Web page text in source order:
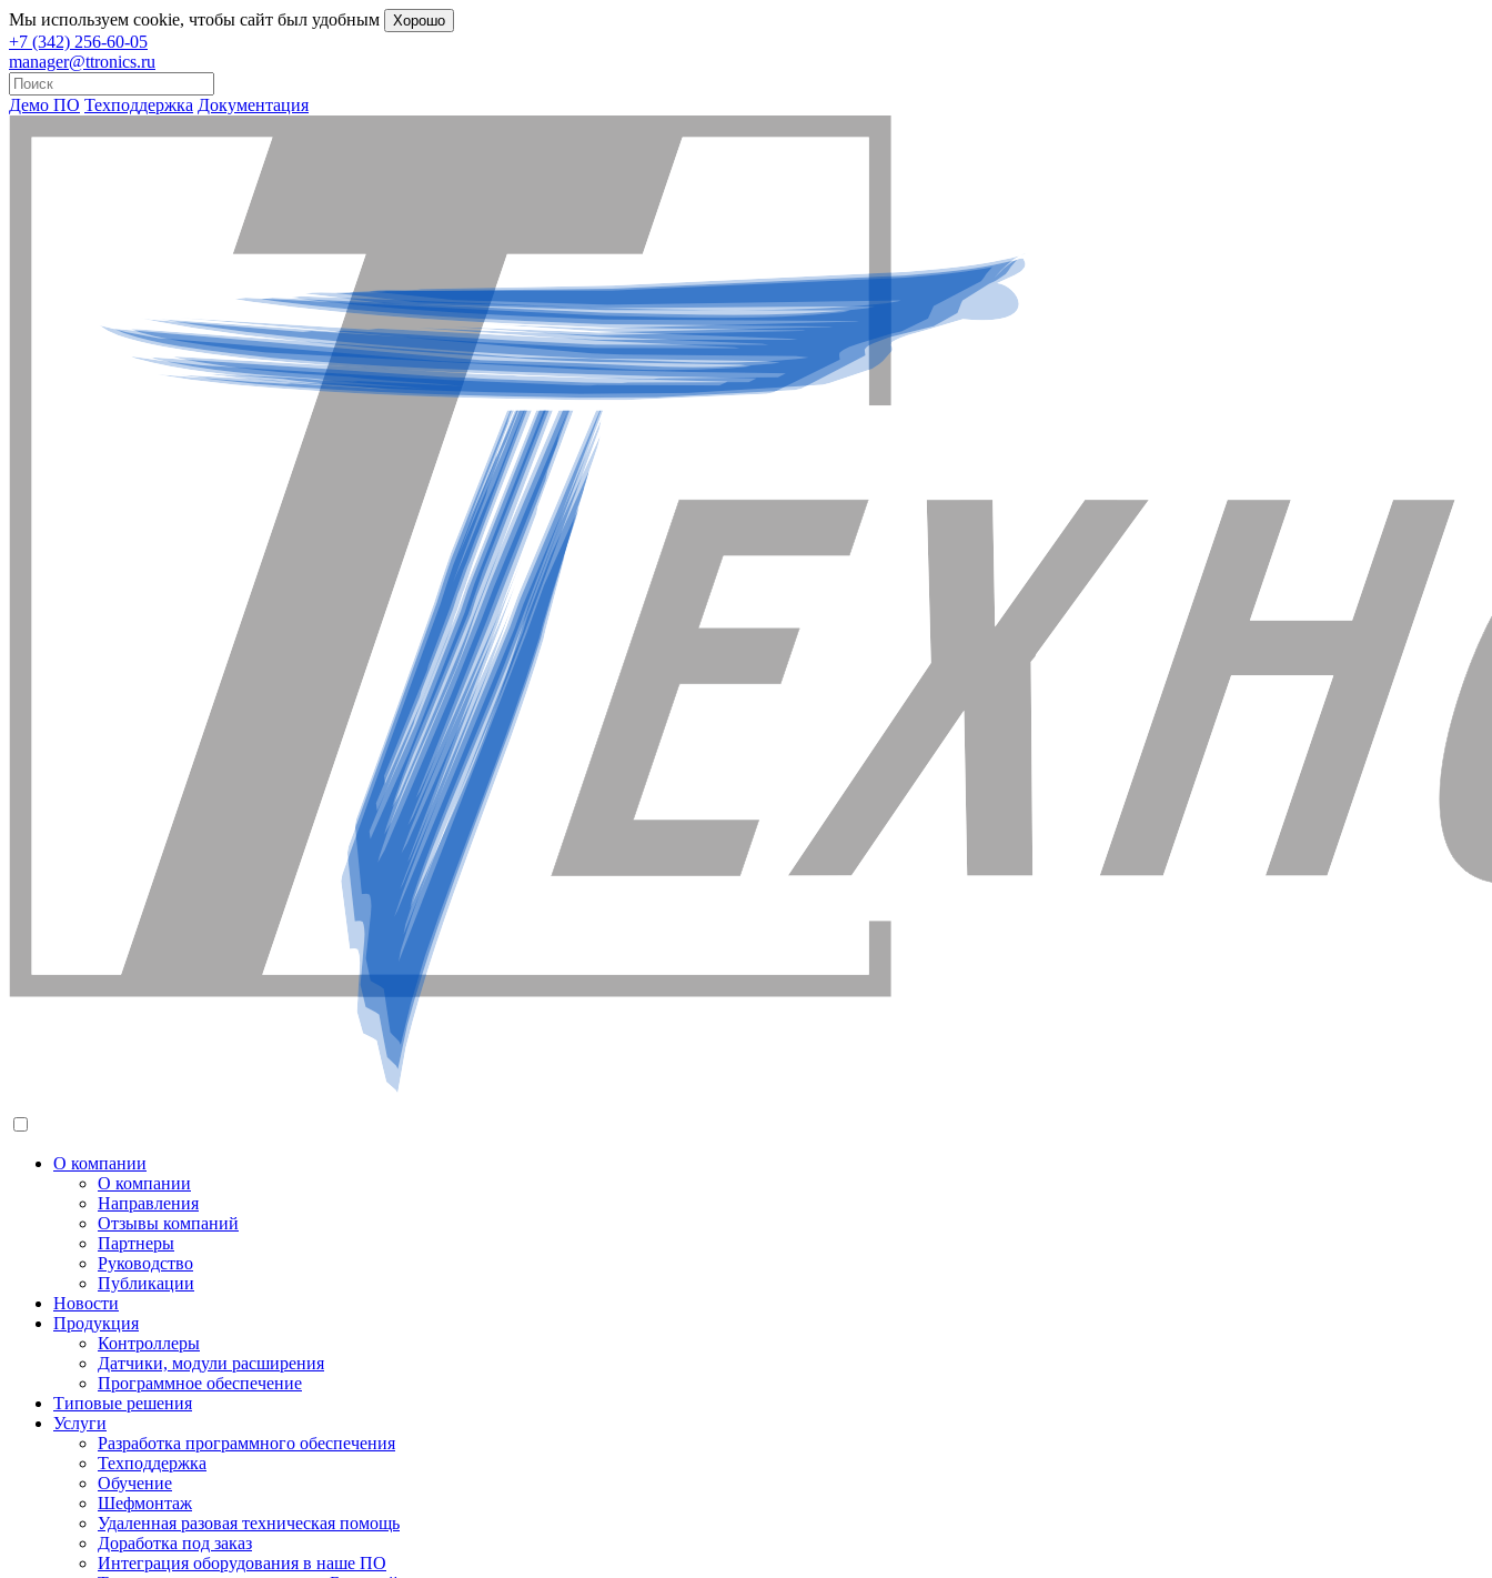
Мы используем cookie, чтобы сайт был удобным Хорошо
+7 (342) 256-60-05
manager@ttronics.ru
Демо ПО Техподдержка Документация
О компании
О компании
Направления
Отзывы компаний
Партнеры
Руководство
Публикации
Новости
Продукция
Контроллеры
Датчики, модули расширения
Программное обеспечение
Типовые решения
Услуги
Разработка программного обеспечения
Техподдержка
Обучение
Шефмонтаж
Удаленная разовая техническая помощь
Доработка под заказ
Интеграция оборудования в наше ПО